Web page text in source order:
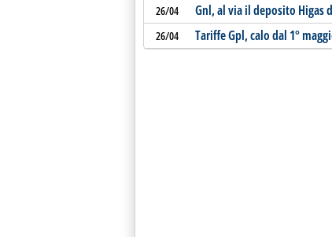
26/04 Gnl, al via il deposito Higas
26/04 Tariffe Gpl, calo dal 1°